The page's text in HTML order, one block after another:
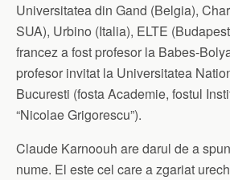
Universitatea din Gand (Belgia),
SUA), Urbino (Italia), ELTE
francez a fost profesor la Babes-
profesor invitat la Universitatea
Bucuresti (fosta Academie, fostul
“Nicolae Grigorescu”).
Claude Karnoouh are darul de a
nume. El este cel care a zgariat